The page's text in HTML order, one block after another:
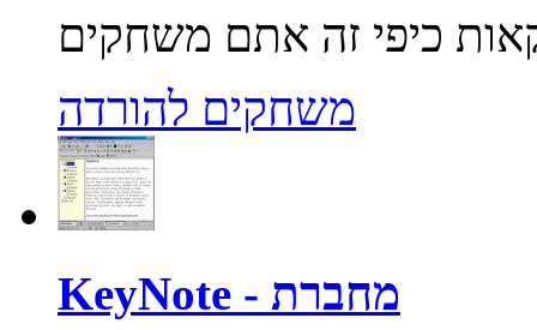
משחקים להורדה
KeyNote - מחברת